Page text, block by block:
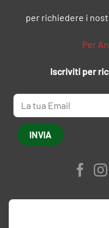
per richiedere i
Per
Iscriviti per